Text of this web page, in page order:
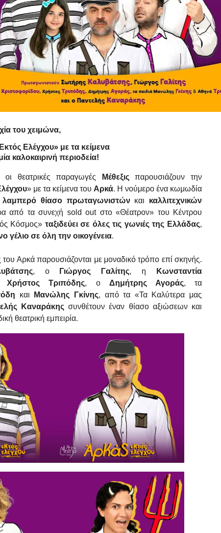
του χειμώνα,
Ελέγχου» με τα κείμενα
καλοκαιρινή περιοδεία!
θεατρικές παραγωγές Μέθεξιςπαρουσιάζουν την
» με τα κείμενα του Αρκά. Η νούμερο ένα κωμωδία
λαμπερό θίασο πρωταγωνιστώνκαι καλλιτεχνικών
από τα συνεχή sold out στο «Θέατρον» του Κέντρου
Κόσμος» ταξιδεύει σε όλες τις γωνιές της Ελλάδας,
γέλιο σε όλη την οικογένεια.
του Αρκά παρουσιάζονται με μοναδικό τρόπο επί σκηνής.
, ο Γιώργος Γαλίτης, η
Κωνσταντία
Χρήστος Τριπόδης, ο Δημήτρης Αγοράς, τα
και Μανώλης Γκίνης, από τα «Τα Καλύτερα μας
Καναράκηςσυνθέτουν έναν θίασο αξιώσεων και
θεατρική εμπειρία.